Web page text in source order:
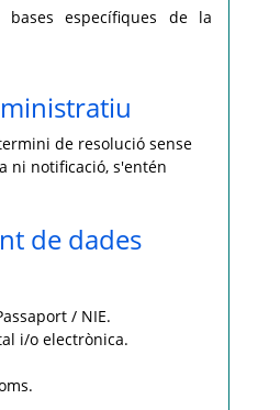
bases específiques de la
de resolució sense
ni notificació, s'entén
de dades
/ NIE.
i/o electrònica.